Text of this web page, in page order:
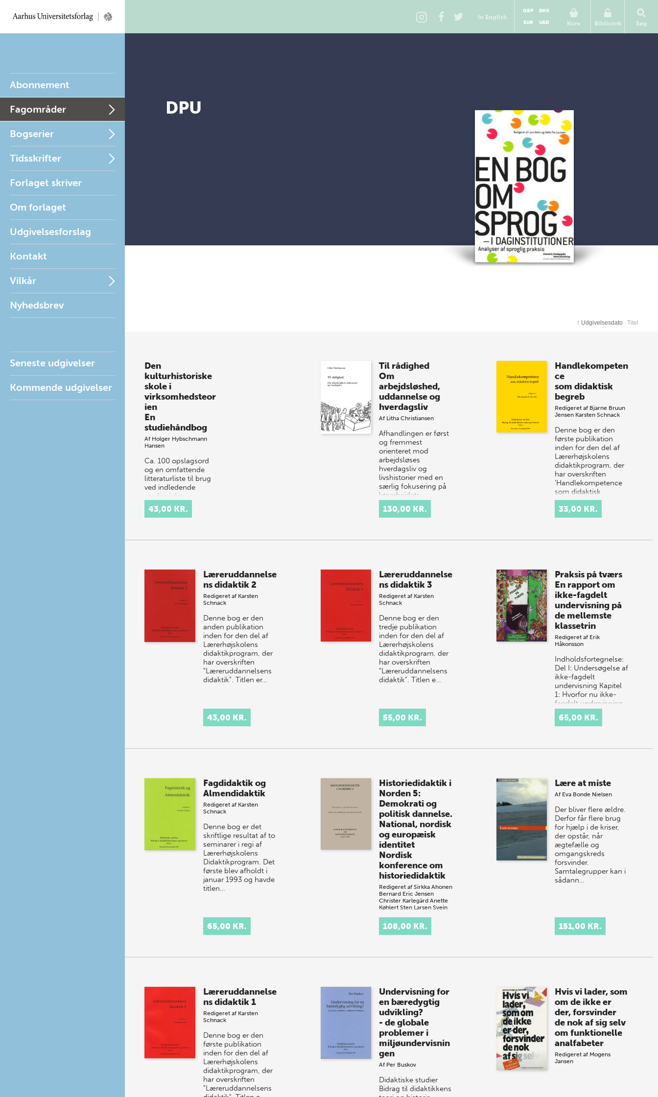
In English
Kurv
GBP
DKK
EUR
USD Bibliotek Søg
Abonnement
Fagområder
Bogserier
Tidsskrifter
Forlaget skriver
Om forlaget
Udgivelsesforslag
Kontakt
Vilkår
Nyhedsbrev
Seneste udgivelser
Kommende udgivelser
DPU
↑ Udgivelsesdato Titel
Den
kulturhistoriske
skole i
virksomhedsteor
ien
En
studiehåndbog
Af Holger Hybschmann
Hansen
Ca. 100 opslagsord
og en omfattende
litteraturliste til brug
ved indledende
studier i den
kulturhistoriske skole
og
43,00 KR.
Til rådighed
Om
arbejdsløshed,
uddannelse og
hverdagsliv
Af Litha Christiansen
Afhandlingen er først
og fremmest
orienteret mod
arbejdsløses
hverdagsliv og
livshistorier med en
særlig fokusering på
lønarbejdets,
husarbejdets, udd…
130,00 KR.
Handlekompeten
ce
som didaktisk
begreb
Redigeret af Bjarne Bruun
Jensen Karsten Schnack
Denne bog er den
første publikation
inden for den del af
Lærerhøjskolens
didaktikprogram, der
har overskriften
'Handlekompetence
som didaktisk
begreb…
33,00 KR.
Læreruddannelse
ns didaktik 2
Redigeret af Karsten
Schnack
Denne bog er den
anden publikation
inden for den del af
Lærerhøjskolens
didaktikprogram, der
har overskriften
"Læreruddannelsens
didaktik". Titlen er…
43,00 KR.
Læreruddannelse
ns didaktik 3
Redigeret af Karsten
Schnack
Denne bog er den
tredje publikation
inden for den del af
Lærerhøjskolens
didaktikprogram, der
har overskriften
"Læreruddannelsens
didaktik". Titlen e…
55,00 KR.
Praksis på tværs
En rapport om
ikke-fagdelt
undervisning på
de mellemste
klassetrin
Redigeret af Erik
Håkonsson
Indholdsfortegnelse:
Del I: Undersøgelse af
ikke-fagdelt
undervisning Kapitel
1: Hvorfor nu ikke-
fagdelt undervisning
Undersøgelsens me…
65,00 KR.
Fagdidaktik og
Almendidaktik
Redigeret af Karsten
Schnack
Denne bog er det
skriftlige resultat af to
seminarer i regi af
Lærerhøjskolens
Didaktikprogram. Det
første blev afholdt i
januar 1993 og havde
titlen…
65,00 KR.
Historiedidaktik i
Norden 5:
Demokrati og
politisk dannelse.
National, nordisk
og europæisk
identitet
Nordisk
konference om
historiedidaktik
Redigeret af Sirkka Ahonen
Bernard Eric Jensen
Christer Karlegärd Anette
Køhlert Sten Larsen Svein
108,00 KR.
Lære at miste
Af Eva Bonde Nielsen
Der bliver flere ældre.
Derfor får flere brug
for hjælp i de kriser,
der opstår, når
ægtefælle og
omgangskreds
forsvinder.
Samtalegrupper kan i
sådann…
151,00 KR.
Læreruddannelse
ns didaktik 1
Redigeret af Karsten
Schnack
Denne bog er den
første publikation
inden for den del af
Lærerhøjskolens
didaktikprogram, der
har overskriften
"Læreruddannelsens
Undervisning for
en bæredygtig
udvikling?
- de globale
problemer i
miljøundervisnin
gen
Af Per Buskov
Didaktiske studier
Bidrag til didaktikkens
Hvis vi lader, som
om de ikke er
der, forsvinder
de nok af sig selv
om funktionelle
analfabeter
Redigeret af Mogens
Jansen